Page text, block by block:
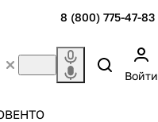
8 (800) 775-47-83
Войти